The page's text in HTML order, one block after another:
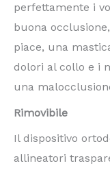
perfettamente i
buona
piace, una
dolori al collo e i
una
Rimovibile
Il dispositivo
allineatori